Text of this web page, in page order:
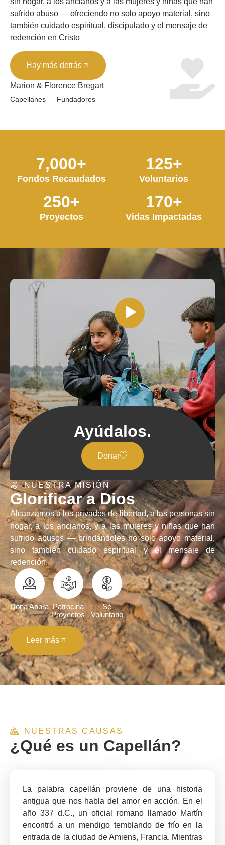
sufrido abuso — ofreciendo no solo apoyo material, sino
también cuidado espiritual, discipulado y el mensaje de
redención en Cristo
Hay más detrás
Marion & Florence Bregart
Capellanes — Fundadores
Fondos Recaudados
7,000+
Voluntarios
125+
Proyectos
250+
Vidas Impactadas
170+
NUESTRA MISIÓN
Glorificar a Dios
Alcanzamos a los privados de libertad, a las personas sin
hogar, a los ancianos, y a las mujeres y niñas que han
sufrido abusos — brindándoles no solo apoyo material,
sino también cuidado espiritual y el mensaje de
redención.
Dona Ahora Patrocina
Proyectos
Sé
Voluntario
Leer más
Ayúdalos.
Donar
NUESTRAS CAUSAS
¿Qué es un Capellán?
La palabra capellán proviene de una historia
antigua que nos habla del amor en acción. En el
año 337 d.C., un oficial romano llamado Martín
encontró a un mendigo temblando de frío en la
entrada de la ciudad de Amiens, Francia. Mientras